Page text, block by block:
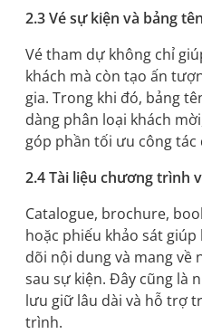
2.3 Vé sự kiện và bảng tên
Vé tham dự không chỉ
khách mà còn tạo ấn
gia. Trong khi đó, bảng
dàng phân loại khách
góp phần tối ưu công tác
2.4 Tài liệu chương trình
Catalogue, brochure,
hoặc phiếu khảo sát
dõi nội dung và mang
sau sự kiện. Đây cũng là
lưu giữ lâu dài và hỗ trợ
trình.